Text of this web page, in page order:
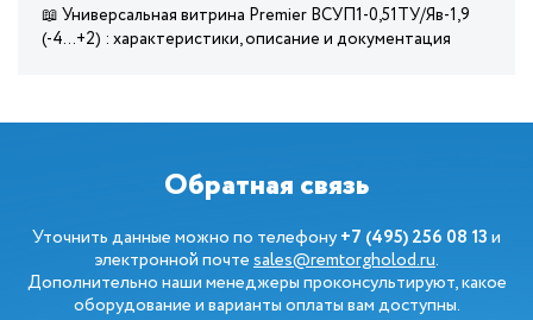
📖 Универсальная витрина Premier ВСУП1-0,51ТУ/Яв-1,9
(-4…+2) : характеристики, описание и документация
Обратная связь
Уточнить данные можно по телефону+7 (495) 256 08 13и
электронной почтеsales@remtorgholod.ru.
Дополнительно наши менеджеры проконсультируют, какое
оборудование и варианты оплаты вам доступны.